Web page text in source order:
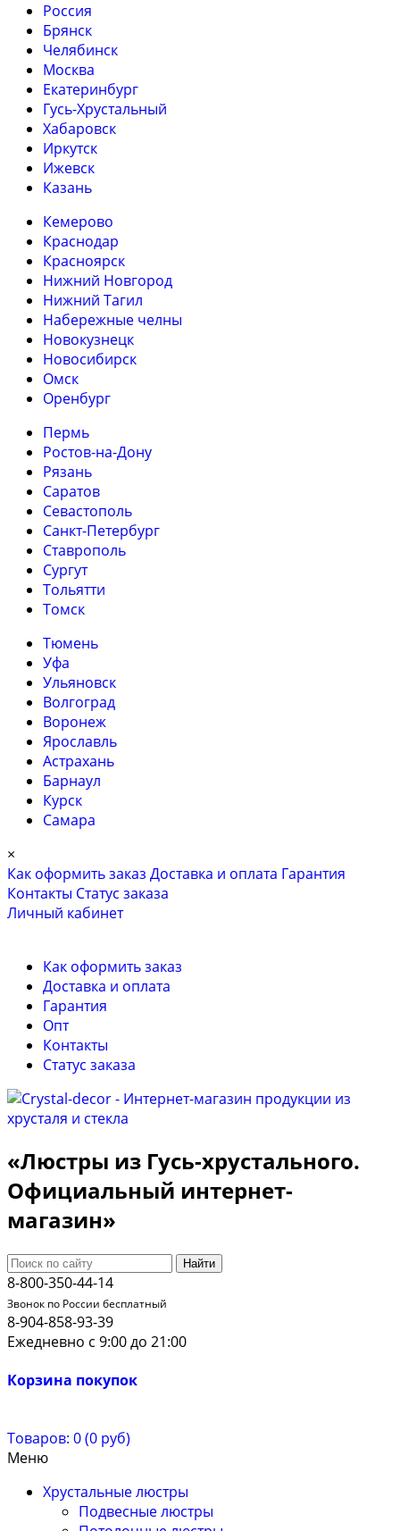
Россия
Брянск
Челябинск
Москва
Екатеринбург
Гусь-Хрустальный
Хабаровск
Иркутск
Ижевск
Казань
Кемерово
Краснодар
Красноярск
Нижний Новгород
Нижний Тагил
Набережные челны
Новокузнецк
Новосибирск
Омск
Оренбург
Пермь
Ростов-на-Дону
Рязань
Саратов
Севастополь
Санкт-Петербург
Ставрополь
Сургут
Тольятти
Томск
Тюмень
Уфа
Ульяновск
Волгоград
Воронеж
Ярославль
Астрахань
Барнаул
Курск
Самара
×
Как оформить заказ Доставка и оплата Гарантия
Контакты Cтатус заказа
Личный кабинет
Как оформить заказ
Доставка и оплата
Гарантия
Опт
Контакты
Cтатус заказа
«Люстры из Гусь-хрустального.
Официальный интернет-
магазин»
Найти
8-800-350-44-14
Звонок по России бесплатный
8-904-858-93-39
Ежедневно с 9:00 до 21:00
Корзина покупок
Товаров: 0 (0 руб)
Меню
Хрустальные люстры
Подвесные люстры